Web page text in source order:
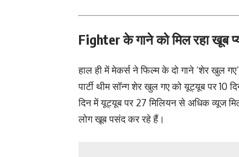
Fighter के गाने को मिल रहा खूब
हाल ही में मेकर्स ने फिल्म के दो गाने ‘शेर खुल
पार्टी थीम सॉन्ग शेर खुल गए को यूट्यूब पर
दिन में यूट्यूब पर 27 मिलियन से अधिक व्यूज
लोग खूब पसंद कर रहे हैं।